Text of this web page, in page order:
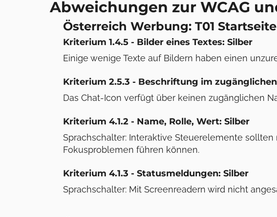
Abweichungen zur WCAG
Österreich Werbung: T01
Kriterium 1.4.5 - Bilder eines Textes: Silber
Einige wenige Texte auf Bildern haben einen
Kriterium 2.5.3 - Beschriftung im
Das Chat-Icon verfügt über keinen zugänglichen
Kriterium 4.1.2 - Name, Rolle, Wert: Silber
Sprachschalter: Interaktive Steuerelemente
Fokusproblemen führen können.
Kriterium 4.1.3 - Statusmeldungen: Silber
Sprachschalter: Mit Screenreadern wird nicht